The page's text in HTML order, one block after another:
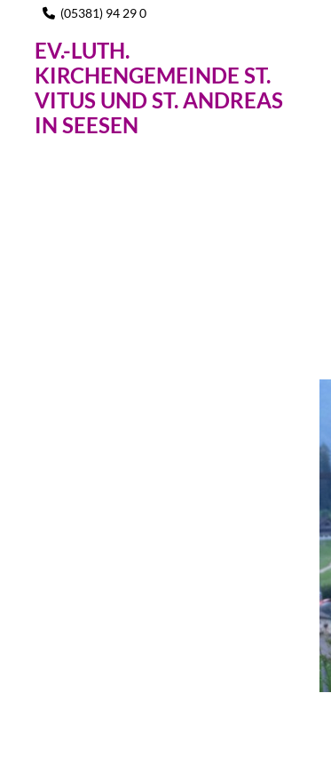
 (05381) 94 29 0
EV.-LUTH.
KIRCHENGEMEINDE ST.
VITUS UND ST. ANDREAS
IN SEESEN